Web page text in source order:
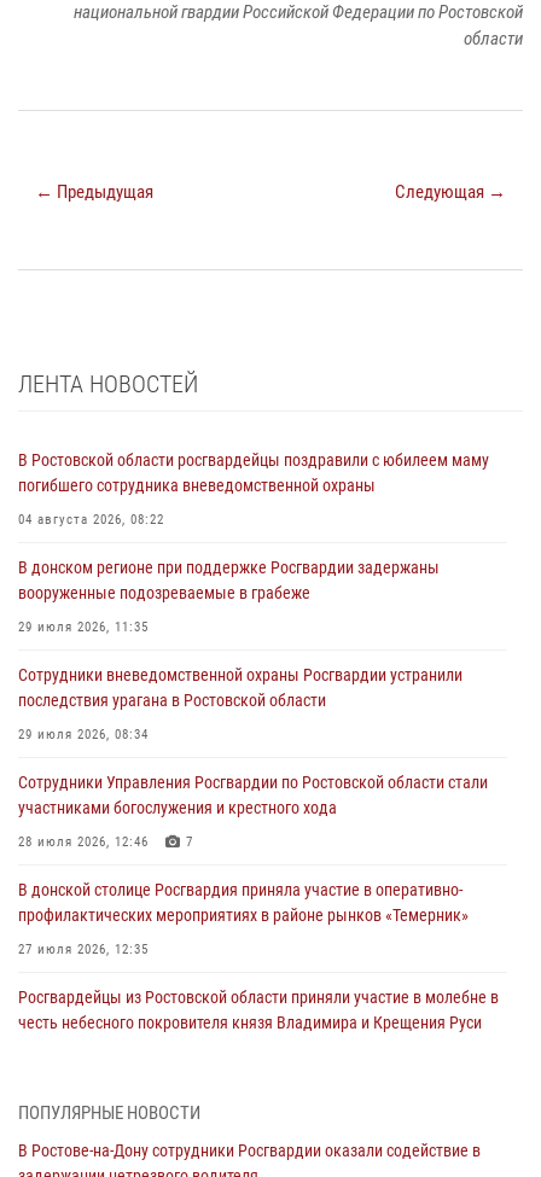
национальной гвардии Российской Федерации по Ростовской
области
← Предыдущая Следующая →
ЛЕНТА НОВОСТЕЙ
В Ростовской области росгвардейцы поздравили с юбилеем маму
погибшего сотрудника вневедомственной охраны
04 августа 2026, 08:22
В донском регионе при поддержке Росгвардии задержаны
вооруженные подозреваемые в грабеже
29 июля 2026, 11:35
Сотрудники вневедомственной охраны Росгвардии устранили
последствия урагана в Ростовской области
29 июля 2026, 08:34
Сотрудники Управления Росгвардии по Ростовской области стали
участниками богослужения и крестного хода
28 июля 2026, 12:46 7
В донской столице Росгвардия приняла участие в оперативно-
профилактических мероприятиях в районе рынков «Темерник»
27 июля 2026, 12:35
Росгвардейцы из Ростовской области приняли участие в молебне в
честь небесного покровителя князя Владимира и Крещения Руси
При содействии спецназа Росгвардии в Ростовской области прошли
21 июля 2026, 12:51
ПОПУЛЯРНЫЕ НОВОСТИ
В Ростове-на-Дону сотрудники Росгвардии оказали содействие в